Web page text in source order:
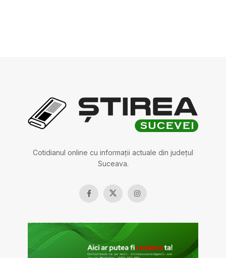
Cotidianul online cu informații actuale din județul
Suceava.